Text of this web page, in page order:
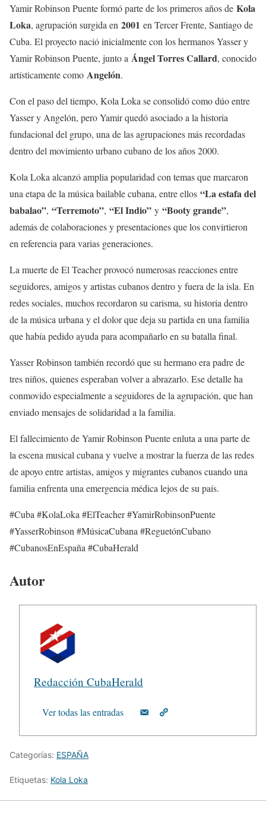
Yamir Robinson Puente formó parte de los primeros años de Kola
Loka, agrupación surgida en 2001 en Tercer Frente, Santiago de
Cuba. El proyecto nació inicialmente con los hermanos Yasser y
Yamir Robinson Puente, junto a Ángel Torres Callard, conocido
artísticamente como Angelón.
Con el paso del tiempo, Kola Loka se consolidó como dúo entre
Yasser y Angelón, pero Yamir quedó asociado a la historia
fundacional del grupo, una de las agrupaciones más recordadas
dentro del movimiento urbano cubano de los años 2000.
Kola Loka alcanzó amplia popularidad con temas que marcaron
una etapa de la música bailable cubana, entre ellos “La estafa del
babalao”, “Terremoto”, “El Indio” y “Booty grande”,
además de colaboraciones y presentaciones que los convirtieron
en referencia para varias generaciones.
La muerte de El Teacher provocó numerosas reacciones entre
seguidores, amigos y artistas cubanos dentro y fuera de la isla. En
redes sociales, muchos recordaron su carisma, su historia dentro
de la música urbana y el dolor que deja su partida en una familia
que había pedido ayuda para acompañarlo en su batalla final.
Yasser Robinson también recordó que su hermano era padre de
tres niños, quienes esperaban volver a abrazarlo. Ese detalle ha
conmovido especialmente a seguidores de la agrupación, que han
enviado mensajes de solidaridad a la familia.
El fallecimiento de Yamir Robinson Puente enluta a una parte de
la escena musical cubana y vuelve a mostrar la fuerza de las redes
de apoyo entre artistas, amigos y migrantes cubanos cuando una
familia enfrenta una emergencia médica lejos de su país.
#Cuba #KolaLoka #ElTeacher #YamirRobinsonPuente
#YasserRobinson #MúsicaCubana #ReguetónCubano
#CubanosEnEspaña #CubaHerald
Autor
Redacción CubaHerald
Ver todas las entradas
Categorías: ESPAÑA
Etiquetas: Kola Loka